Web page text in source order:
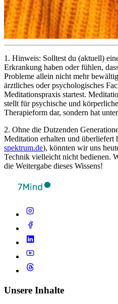
1. Hinweis: Solltest du (aktuell)
Erkrankung haben oder fühlen,
Probleme allein nicht mehr
ärztliches oder psychologisches
Meditationspraxis startest.
stellt für psychische und
Therapieform dar, sondern hat
2. Ohne die Dutzenden
Meditation erhalten und überliefert
spektrum.de), könnten wir uns
Technik vielleicht nicht bedienen.
die Weitergabe dieses Wissens!
Unsere Inhalte